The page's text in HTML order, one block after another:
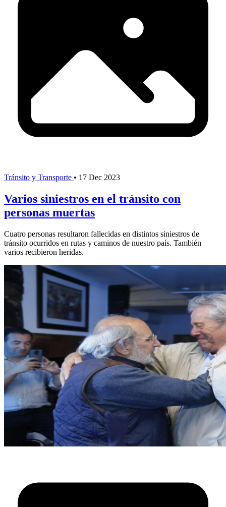
Tránsito y Transporte • 17 Dec 2023
Varios siniestros en el tránsito con
personas muertas
Cuatro personas resultaron fallecidas en distintos siniestros de
tránsito ocurridos en rutas y caminos de nuestro país. También
varios recibieron heridas.